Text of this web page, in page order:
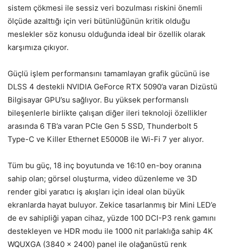
sistem çökmesi ile sessiz veri bozulması riskini önemli
ölçüde azalttığı için veri bütünlüğünün kritik olduğu
meslekler söz konusu olduğunda ideal bir özellik olarak
karşımıza çıkıyor.
Güçlü işlem performansını tamamlayan grafik gücünü ise
DLSS 4 destekli NVIDIA GeForce RTX 5090’a varan Dizüstü
Bilgisayar GPU’su sağlıyor. Bu yüksek performanslı
bileşenlerle birlikte çalışan diğer ileri teknoloji özellikler
arasında 6 TB’a varan PCIe Gen 5 SSD, Thunderbolt 5
Type-C ve Killer Ethernet E5000B ile Wi-Fi 7 yer alıyor.
Tüm bu güç, 18 inç boyutunda ve 16:10 en-boy oranına
sahip olan; görsel oluşturma, video düzenleme ve 3D
render gibi yaratıcı iş akışları için ideal olan büyük
ekranlarda hayat buluyor. Zekice tasarlanmış bir Mini LED’e
de ev sahipliği yapan cihaz, yüzde 100 DCI-P3 renk gamını
destekleyen ve HDR modu ile 1000 nit parlaklığa sahip 4K
WQUXGA (3840 x 2400) panel ile olağanüstü renk